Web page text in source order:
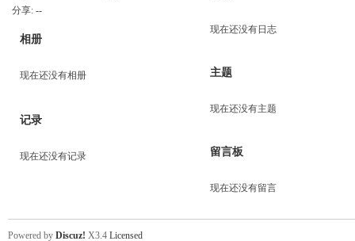
分享: --
相册
现在还没有相册
记录
现在还没有记录
现在还没有日志
主题
现在还没有主题
留言板
现在还没有留言
Powered by Discuz! X3.4 Licensed